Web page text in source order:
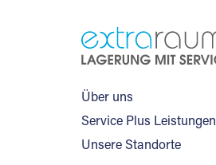
Über uns
Service Plus Leistungen
Unsere Standorte